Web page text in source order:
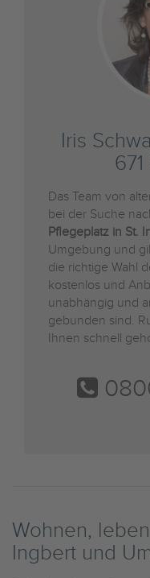
Iris
Das Team von
bei der Suche
Pflegeplatz in St.
Umgebung und
die richtige Wahl
kostenlos und
unabhängig und
gebunden sind.
Ihnen schnell
Wohnen,
Ingbert und